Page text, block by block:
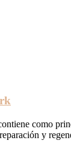
como
y